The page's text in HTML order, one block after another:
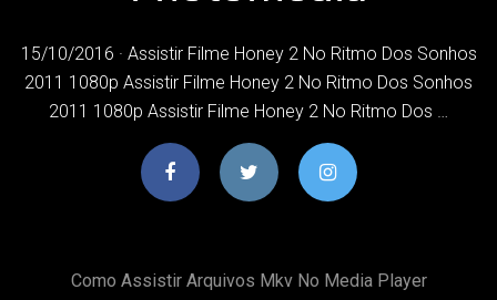
15/10/2016 · Assistir Filme Honey 2 No Ritmo Dos Sonhos
2011 1080p Assistir Filme Honey 2 No Ritmo Dos Sonhos
2011 1080p Assistir Filme Honey 2 No Ritmo Dos …
Como Assistir Arquivos Mkv No Media Player